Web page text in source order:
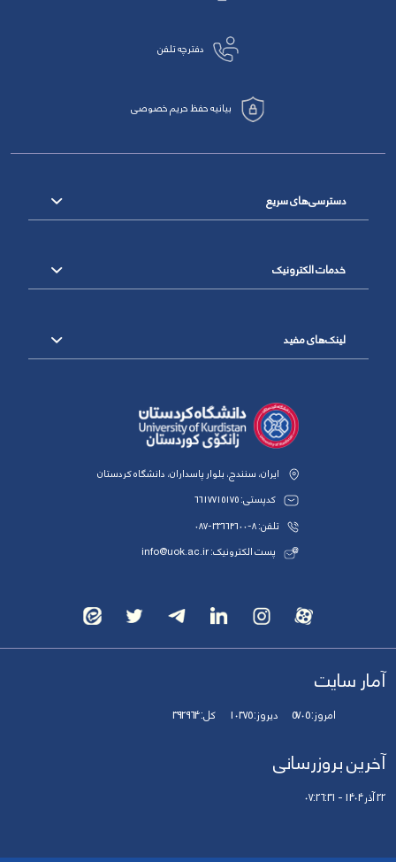
دفترچه تلفن
بیانیه حفظ حریم خصوصی
دسترسی‌های سریع
خدمات الکترونیک
لینک‌های مفید
ایران، سنندج، بلوار پاسداران، دانشگاه کردستان
کدپستی: 6617715175
تلفن: 8-33664600-087
پست الکترونیک: info@uok.ac.ir
آمار سایت
امروز:5705 دیروز:10375 کل:392964
آخرین بروزرسانی
22 آذر 1404 - 07:26:31